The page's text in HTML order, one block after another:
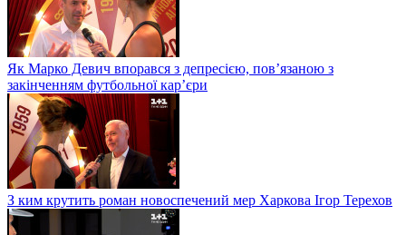
Як Марко Девич впорався з депресією, пов’язаною з
закінченням футбольної кар’єри
З ким крутить роман новоспечений мер Харкова Ігор Терехов